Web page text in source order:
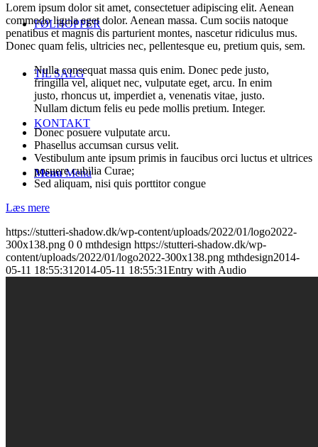
FØLHOPPER
TIL SALG
KONTAKT
Menu Menu
Lorem ipsum dolor sit amet, consectetuer adipiscing elit. Aenean
commodo ligula eget dolor. Aenean massa. Cum sociis natoque
penatibus et magnis dis parturient montes, nascetur ridiculus mus.
Donec quam felis, ultricies nec, pellentesque eu, pretium quis, sem.
Nulla consequat massa quis enim. Donec pede justo,
fringilla vel, aliquet nec, vulputate eget, arcu. In enim
justo, rhoncus ut, imperdiet a, venenatis vitae, justo.
Nullam dictum felis eu pede mollis pretium. Integer.
Donec posuere vulputate arcu.
Phasellus accumsan cursus velit.
Vestibulum ante ipsum primis in faucibus orci luctus et ultrices
posuere cubilia Curae;
Sed aliquam, nisi quis porttitor congue
Læs mere
https://stutteri-shadow.dk/wp-content/uploads/2022/01/logo2022-
300x138.png 0 0 mthdesign https://stutteri-shadow.dk/wp-
content/uploads/2022/01/logo2022-300x138.png mthdesign2014-
05-11 18:55:31 2014-05-11 18:55:31Entry with Audio